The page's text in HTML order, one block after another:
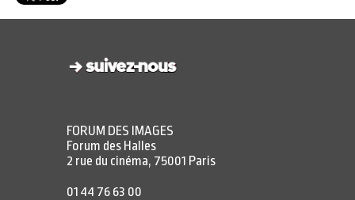
FORUM DES IMAGES
Forum des Halles
2 rue du cinéma, 75001 Paris
01 44 76 63 00